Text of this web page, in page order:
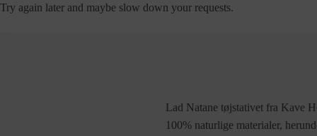
Try again later and maybe slow down your requests.
Lad Natane tøjstativet fra Kave
100% naturlige materialer,